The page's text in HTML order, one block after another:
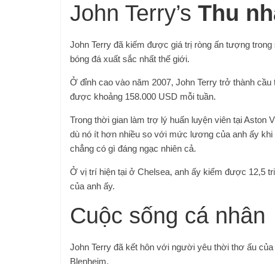
John Terry’s Thu
John Terry đã kiếm được giá trị ròng ấn tượng
bóng đá xuất sắc nhất thế giới.
Ở đỉnh cao vào năm 2007, John Terry trở thành
được khoảng 158.000 USD mỗi tuần.
Trong thời gian làm trợ lý huấn luyện viên tại Aston
dù nó ít hơn nhiều so với mức lương của anh ấy
chẳng có gì đáng ngạc nhiên cả.
Ở vị trí hiện tại ở Chelsea, anh ấy kiếm được 12,5
của anh ấy.
Cuộc sống cá nhân
John Terry đã kết hôn với người yêu thời thơ ấu
Blenheim.